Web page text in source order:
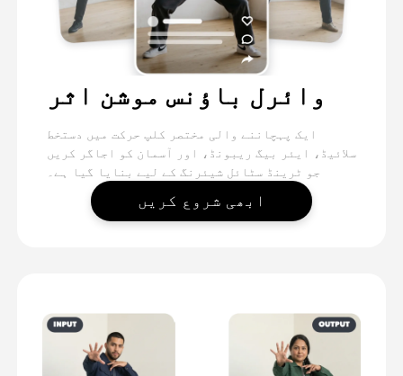
وائرل باؤنس موشن اثر
ایک پہچاننے والی مختصر کلپ حرکت میں دستخط
سلائیڈ، ایئر بیگ ریبونڈ، اور آسمان کو اجاگر کریں
جو ٹرینڈ سٹائل شیئرنگ کے لیے بنایا گیا ہے۔
ابھی شروع کریں